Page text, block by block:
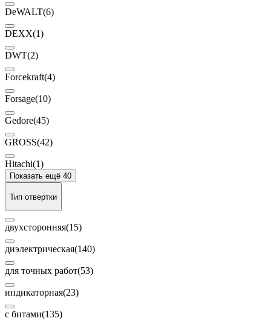
DeWALT(6)
DEXX(1)
DWT(2)
Forcekraft(4)
Forsage(10)
Gedore(45)
GROSS(42)
Hitachi(1)
Показать ещё 40
Тип отвертки
двухсторонняя(15)
диэлектрическая(140)
для точных работ(53)
индикаторная(23)
с битами(135)